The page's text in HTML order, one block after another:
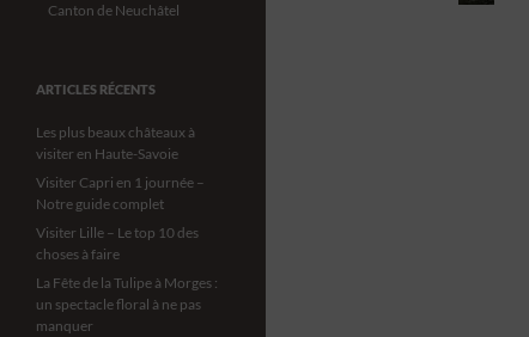
Canton de Neuchâtel
ARTICLES RÉCENTS
Les plus beaux châteaux à
visiter en Haute-Savoie
Visiter Capri en 1 journée –
Notre guide complet
Visiter Lille – Le top 10 des
choses à faire
La Fête de la Tulipe à Morges :
un spectacle floral à ne pas
manquer